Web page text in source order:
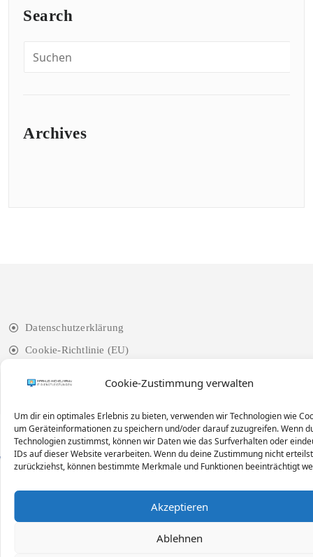
Cookie-Zustimmung verwalten
Um dir ein optimales Erlebnis zu bieten, verwenden wir Technologien wie
um Geräteinformationen zu speichern und/oder darauf zuzugreifen. Wenn
Technologien zustimmst, können wir Daten wie das Surfverhalten oder
IDs auf dieser Website verarbeiten. Wenn du deine Zustimmung nicht
zurückziehst, können bestimmte Merkmale und Funktionen beeinträchtigt
Akzeptieren
Ablehnen
Search
Archives
Datenschutzerklärung
Cookie-Richtlinie (EU)